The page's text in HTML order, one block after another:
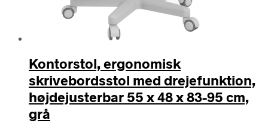
Kontorstol, ergonomisk
skrivebordsstol med drejefunktion,
højdejusterbar 55 x 48 x 83-95 cm,
grå